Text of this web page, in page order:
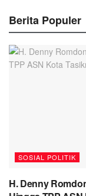
Berita Populer
SOSIAL POLITIK
H. Denny